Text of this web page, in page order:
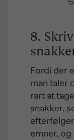
8.
Fordi der
man taler
rart at
snakker,
emner, og